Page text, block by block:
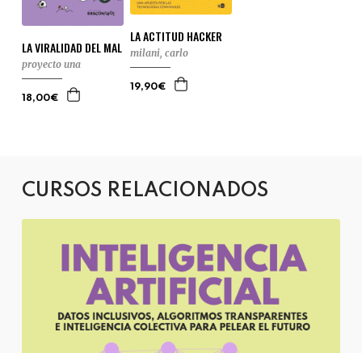
LA VIRALIDAD DEL MAL
proyecto una
18,00€
LA ACTITUD HACKER
milani, carlo
19,90€
CURSOS RELACIONADOS